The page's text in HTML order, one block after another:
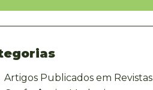
Artigos Publicados em Revistas